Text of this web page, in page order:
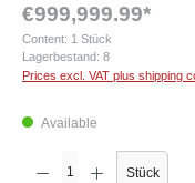
€999,999.99*
Content: 1 Stück
Lagerbestand: 8
Prices excl. VAT plus shipping
Available
Product Quantity: Enter the
Stück